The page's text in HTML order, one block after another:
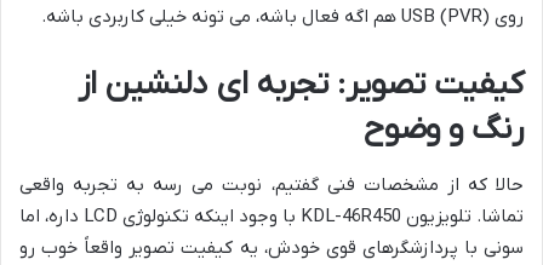
روی USB (PVR) هم اگه فعال باشه، می تونه خیلی کاربردی باشه.
کیفیت تصویر: تجربه ای دلنشین از
رنگ و وضوح
حالا که از مشخصات فنی گفتیم، نوبت می رسه به تجربه واقعی
تماشا. تلویزیون KDL-46R450 با وجود اینکه تکنولوژی LCD داره، اما
سونی با پردازشگرهای قوی خودش، یه کیفیت تصویر واقعاً خوب رو